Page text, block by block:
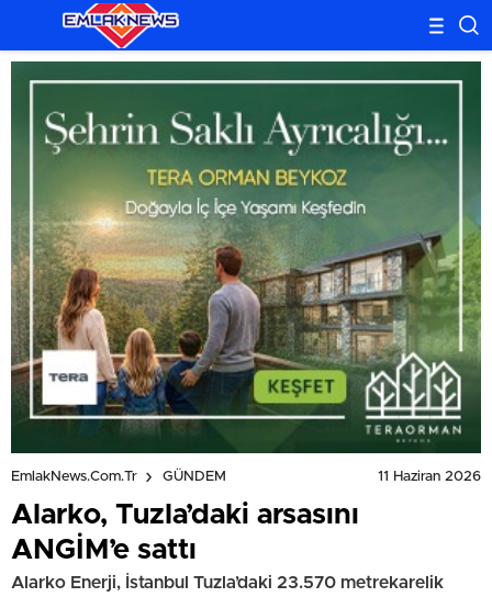
EmlakNews.com.tr GÜNDEM 11 Haziran 2026
Alarko, Tuzla’daki arsasını
ANGİM’e sattı
Alarko Enerji, İstanbul Tuzla’daki 23.570 metrekarelik